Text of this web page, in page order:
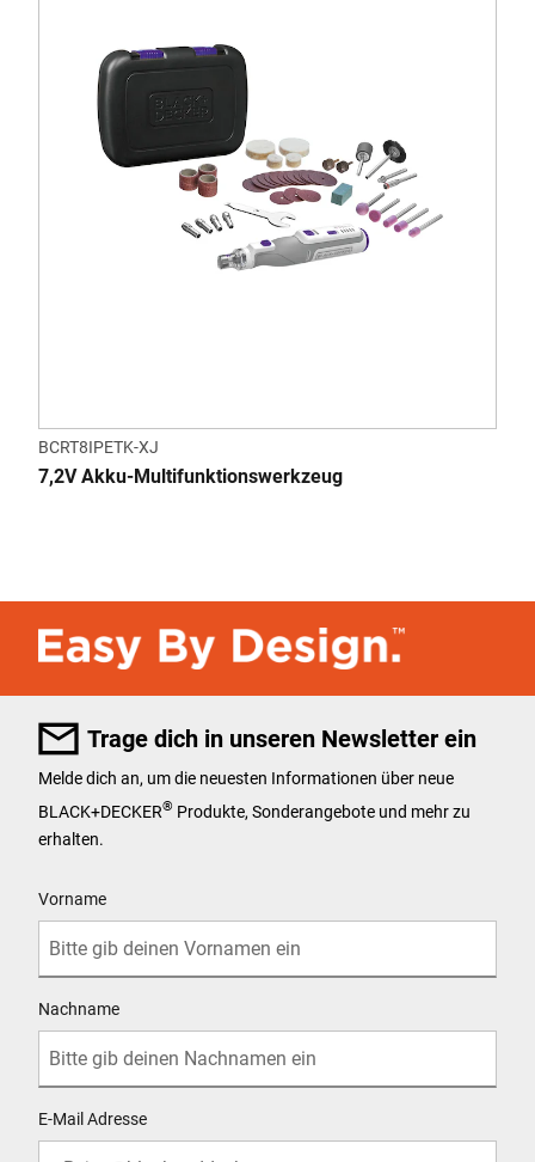
BCRT8IPETK-XJ
7,2V Akku-Multifunktionswerkzeug
Trage dich in unseren Newsletter ein
Melde dich an, um die neuesten Informationen über neue
BLACK+DECKER® Produkte, Sonderangebote und mehr zu
erhalten.
Vorname
Nachname
E-Mail Adresse